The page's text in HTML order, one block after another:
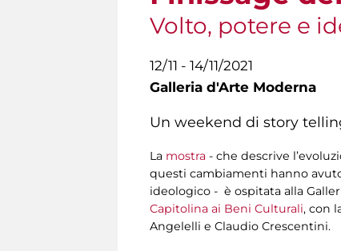
Volto, potere e
12/11 - 14/11/2021
Galleria d'Arte Moderna
Un weekend di story
La mostra - che descrive
questi cambiamenti hanno
ideologico - è ospitata alla
Capitolina ai Beni Culturali, con
Angelelli e Claudio Crescentini.